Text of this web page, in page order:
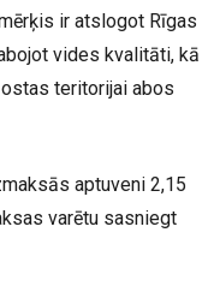
ir atslogot Rīgas
vides kvalitāti, kā
teritorijai abos
aptuveni 2,15
varētu sasniegt